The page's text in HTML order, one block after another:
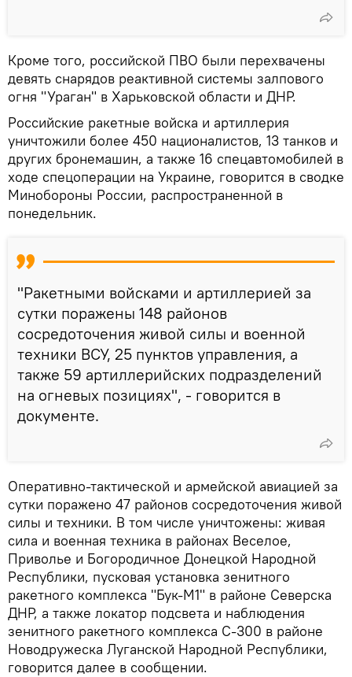
Кроме того, российской ПВО были перехвачены
девять снарядов реактивной системы залпового
огня "Ураган" в Харьковской области и ДНР.
Российские ракетные войска и артиллерия
уничтожили более 450 националистов, 13 танков и
других бронемашин, а также 16 спецавтомобилей в
ходе спецоперации на Украине, говорится в сводке
Минобороны России, распространенной в
понедельник.
"Ракетными войсками и артиллерией за
сутки поражены 148 районов
сосредоточения живой силы и военной
техники ВСУ, 25 пунктов управления, а
также 59 артиллерийских подразделений
на огневых позициях", - говорится в
документе.
Оперативно-тактической и армейской авиацией за
сутки поражено 47 районов сосредоточения живой
силы и техники. В том числе уничтожены: живая
сила и военная техника в районах Веселое,
Приволье и Богородичное Донецкой Народной
Республики, пусковая установка зенитного
ракетного комплекса "Бук-М1" в районе Северска
ДНР, а также локатор подсвета и наблюдения
зенитного ракетного комплекса С-300 в районе
Новодружеска Луганской Народной Республики,
говорится далее в сообщении.